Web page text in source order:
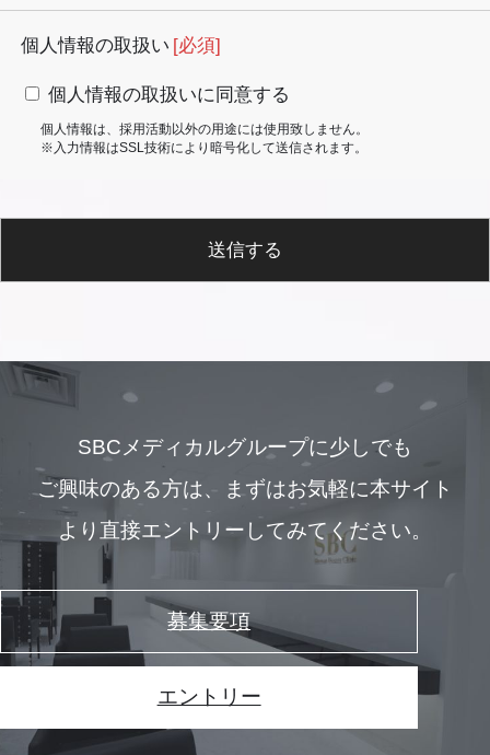
個人情報の取扱い [必須]
個人情報の取扱いに同意する
個人情報は、採用活動以外の用途には使用致しません。
※入力情報はSSL技術により暗号化して送信されます。
送信する
SBCメディカルグループに少しでも
ご興味のある方は、 まずはお気軽に本サイト
より直接エントリーしてみてください。
募集要項
エントリー